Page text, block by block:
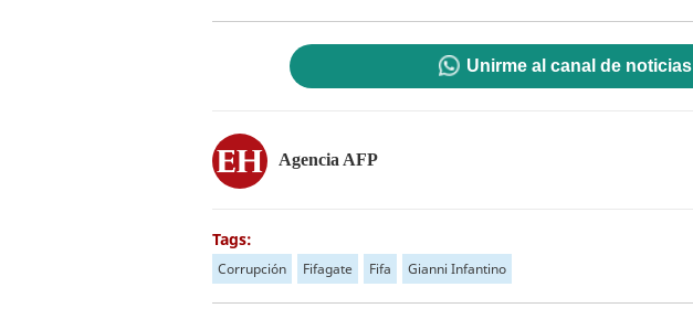
Unirme al canal de noticias
Agencia AFP
Tags:
Corrupción Fifagate Fifa Gianni Infantino